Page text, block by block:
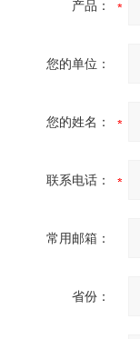
产品：
您的单位：
您的姓名：
联系电话：
常用邮箱：
省份：